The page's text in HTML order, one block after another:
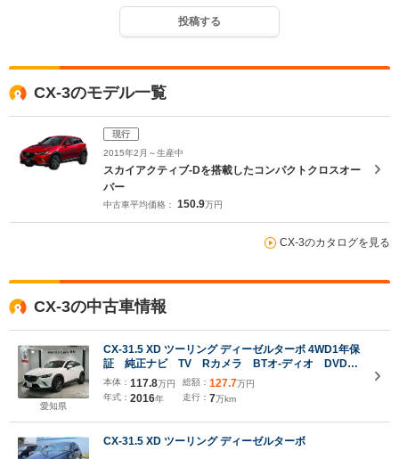
投稿する
CX-3のモデル一覧
現行
2015年2月～生産中
スカイアクティブ-Dを搭載したコンパクトクロスオー
バー
中古車平均価格： 150.9万円
CX-3のカタログを見る
CX-3の中古車情報
愛知県
CX-31.5 XD ツーリング ディーゼルターボ 4WD1年保
証 純正ナビ TV Rカメラ BTオ-ディオ DVD
衝突軽減B ETC LEDライト 横滑り防止 シート
ヒーター クルコン アルミ スマキー 盗難防止装
置 AAC Wエアバッグ ドアバイザー
本体： 117.8万円
年式： 2016年
総額： 127.7万円
走行： 7万km
CX-31.5 XD ツーリング ディーゼルターボ